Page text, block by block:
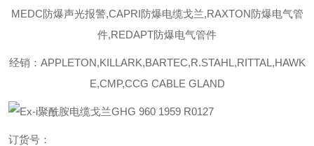
MEDC防爆声光报警,CAPRI防爆电缆戈兰,RAXTON防爆电气管
件,REDAPT防爆电气管件
经销：APPLETON,KILLARK,BARTEC,R.STAHL,RITTAL,HAWK
E,CMP,CCG CABLE GLAND
订货号：